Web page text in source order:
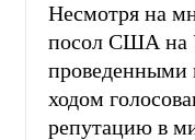
Несмотря на
посол США на
проведенными
ходом
репутацию в